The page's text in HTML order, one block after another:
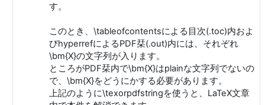
す。
このとき、\tableofcontentsによる目次(.toc)内およ
びhyperrefによるPDF栞(.out)内には、それぞれ
\bm{X}の文字列が入ります。
ところがPDF栞内で\bm{X}はplainな文字列でないの
で、\bm{X}をどうにかする必要があります。
上記のように\texorpdfstringを使うと、LaTeX文章